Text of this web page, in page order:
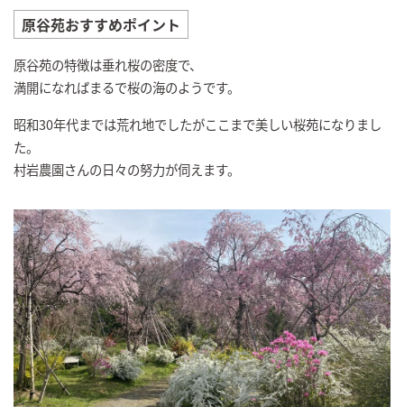
原谷苑おすすめポイント
原谷苑の特徴は垂れ桜の密度で、
満開になればまるで桜の海のようです。
昭和30年代までは荒れ地でしたがここまで美しい桜苑になりまし
た。
村岩農園さんの日々の努力が伺えます。